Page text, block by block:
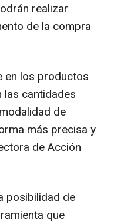
realizar
de la compra
en los productos
las cantidades
de
más precisa y
de Acción
posibilidad de
que